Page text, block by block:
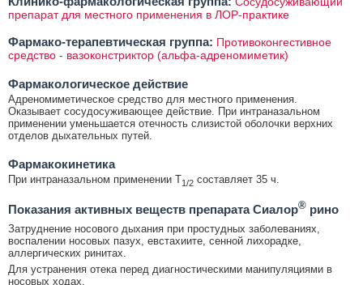
препарат для местного применения в ЛОР-практике
Фармако-терапевтическая группа: Противоконгестивное
средство - вазоконстриктор (альфа-адреномиметик)
Фармакологическое действие
Адреномиметическое средство для местного применения.
Оказывает сосудосуживающее действие. При интраназальном
применении уменьшается отечность слизистой оболочки верхних
отделов дыхательных путей.
Фармакокинетика
При интраназальном применении T1/2 составляет 35 ч.
Показания активных веществ препарата Сиалор® рино
Затруднение носового дыхания при простудных заболеваниях,
воспалении носовых пазух, евстахиите, сенной лихорадке,
аллергических ринитах.
Для устранения отека перед диагностическими манипуляциями в
носовых ходах.